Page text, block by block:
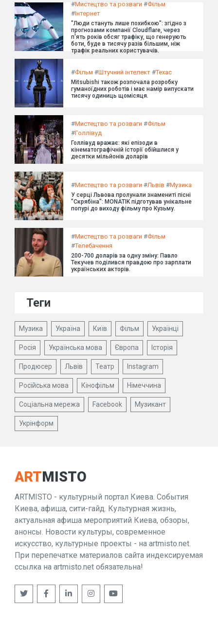
#Мистецтво та розваги #Фільм
#Інтернет
"Люди стануть лише похибкою": згідно з
прогнозами компанії Cloudflare, через
п'ять років обсяг трафіку, що генерують
боти, буде в тисячу разів більшим, ніж
трафік реальних користувачів.
#Фільм #Штучний інтелект #Техас
Mitsubishi також розпочала розробку
гуманоїдних роботів і має намір випускати
тисячу одиниць щомісяця.
#Мистецтво та розваги #Фільм
#Голлівуд
Голлівуд вражає: які епізоди в
кінематографічній історії обійшлися у
десятки мільйонів доларів
#Мистецтво та розваги #Львів #Музика
У серці Львова пролунали знамениті пісні
"Скрябіна": MONATIK підготував унікальне
попурі до виходу фільму про Кузьму.
#Мистецтво та розваги #Фільм
#Телебачення
200-700 доларів за одну зміну: Павло
Текучев поділився правдою про зарплати
українських акторів.
Теги
Музика Україна Київ Фільм Українці
Росія Українська мова Європа Історія
Продюсер Львів Театр Instagram
Російська мова Кінофільм Німеччина
Соціальна мережа Facebook Музикант
Укрінформ
ARTMISTO
ARTMISTO - культурный портал Киева. События
Киева, афиша, сити-гайд. Культурная жизнь,
актуальная афиша мероприятий Киева, обзоры,
анонсы. Новости культуры, современное
искусство, культурные проекты - на artmisto.net.
При перепечатке материалов сайта индексируемая
ссылка на artmisto.net обязательна!